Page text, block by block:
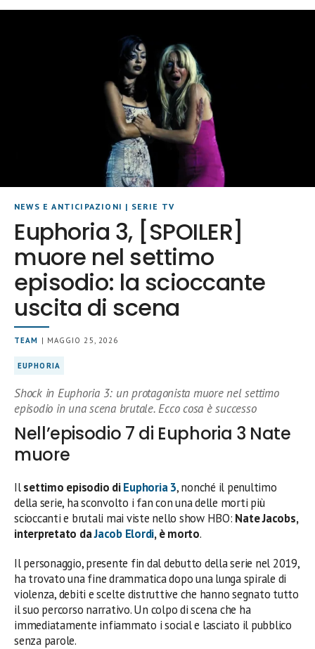
NEWS E ANTICIPAZIONI | SERIE TV
Euphoria 3, [SPOILER]
muore nel settimo
episodio: la scioccante
uscita di scena
TEAM | MAGGIO 25, 2026
EUPHORIA
Shock in Euphoria 3: un protagonista muore nel settimo
episodio in una scena brutale. Ecco cosa è successo
Nell’episodio 7 di Euphoria 3 Nate
muore
Ilsettimo episodio diEuphoria 3, nonché il penultimo
della serie, ha sconvolto i fan con una delle morti più
scioccanti e brutali mai viste nello show HBO: Nate Jacobs,
interpretato daJacob Elordi, è morto.
Il personaggio, presente fin dal debutto della serie nel 2019,
ha trovato una fine drammatica dopo una lunga spirale di
violenza, debiti e scelte distruttive che hanno segnato tutto
il suo percorso narrativo. Un colpo di scena che ha
immediatamente infiammato i social e lasciato il pubblico
senza parole.